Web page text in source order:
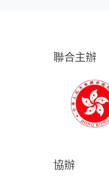
聯合主辦
協辦